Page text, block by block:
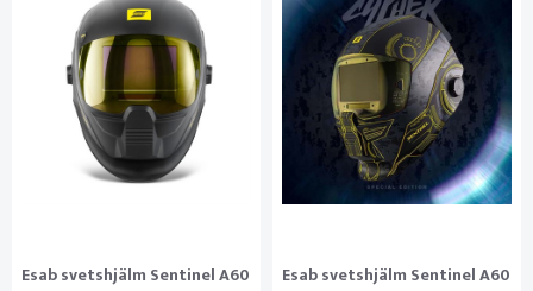
Esab svetshjälm Sentinel A60
Esab svetshjälm Sentinel A60